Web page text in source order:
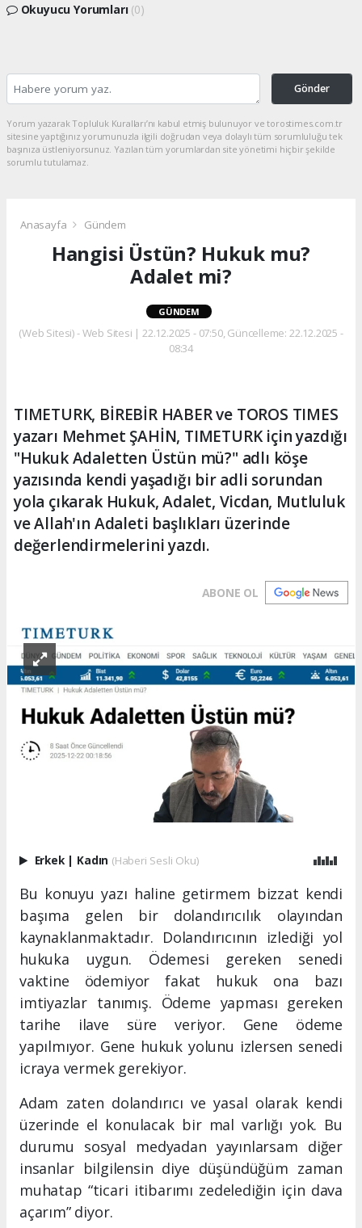
Okuyucu Yorumları (0)
Gönder
Yorum yazarak Topluluk Kuralları’nı kabul etmiş bulunuyor ve torostimes.com.tr
sitesine yaptığınız yorumunuzla ilgili doğrudan veya dolaylı tüm sorumluluğu tek
başınıza üstleniyorsunuz. Yazılan tüm yorumlardan site yönetimi hiçbir şekilde
sorumlu tutulamaz.
Anasayfa Gündem
Hangisi Üstün? Hukuk mu?
Adalet mi?
GÜNDEM
(Web Sitesi) - Web Sitesi | 22.12.2025 - 07:50, Güncelleme: 22.12.2025 -
08:34
TIMETURK, BİREBİR HABER ve TOROS TIMES
yazarı Mehmet ŞAHİN, TIMETURK için yazdığı
"Hukuk Adaletten Üstün mü?" adlı köşe
yazısında kendi yaşadığı bir adli sorundan
yola çıkarak Hukuk, Adalet, Vicdan, Mutluluk
ve Allah'ın Adaleti başlıkları üzerinde
değerlendirmelerini yazdı.
ABONE OL
Erkek | Kadın (Haberi Sesli Oku)
Bu konuyu yazı haline getirmem bizzat kendi
başıma gelen bir dolandırıcılık olayından
kaynaklanmaktadır. Dolandırıcının izlediği yol
hukuka uygun. Ödemesi gereken senedi
vaktine ödemiyor fakat hukuk ona bazı
imtiyazlar tanımış. Ödeme yapması gereken
tarihe ilave süre veriyor. Gene ödeme
yapılmıyor. Gene hukuk yolunu izlersen senedi
icraya vermek gerekiyor.
Adam zaten dolandırıcı ve yasal olarak kendi
üzerinde el konulacak bir mal varlığı yok. Bu
durumu sosyal medyadan yayınlarsam diğer
insanlar bilgilensin diye düşündüğüm zaman
muhatap “ticari itibarımı zedelediğin için dava
açarım” diyor.